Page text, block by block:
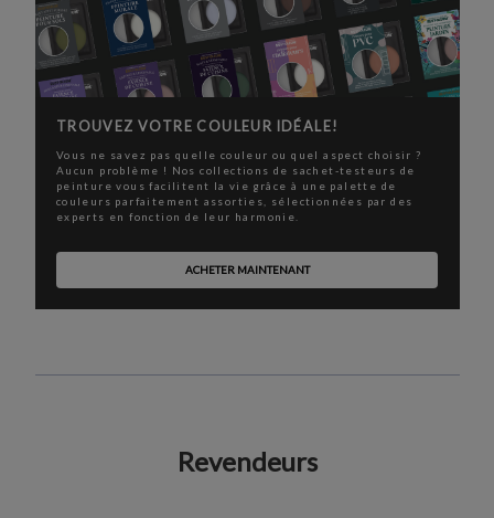
TROUVEZ VOTRE COULEUR IDÉALE!
Vous ne savez pas quelle couleur ou quel aspect choisir ?
Aucun problème ! Nos collections de sachet-testeurs de
peinture vous facilitent la vie grâce à une palette de
couleurs parfaitement assorties, sélectionnées par des
experts en fonction de leur harmonie.
ACHETER MAINTENANT
Revendeurs